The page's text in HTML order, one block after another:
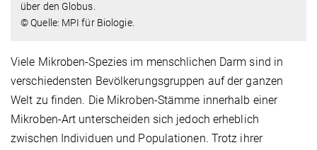
über den Globus.
© Quelle: MPI für Biologie.
Viele Mikroben-Spezies im menschlichen Darm sind in
verschiedensten Bevölkerungsgruppen auf der ganzen
Welt zu finden. Die Mikroben-Stämme innerhalb einer
Mikroben-Art unterscheiden sich jedoch erheblich
zwischen Individuen und Populationen. Trotz ihrer